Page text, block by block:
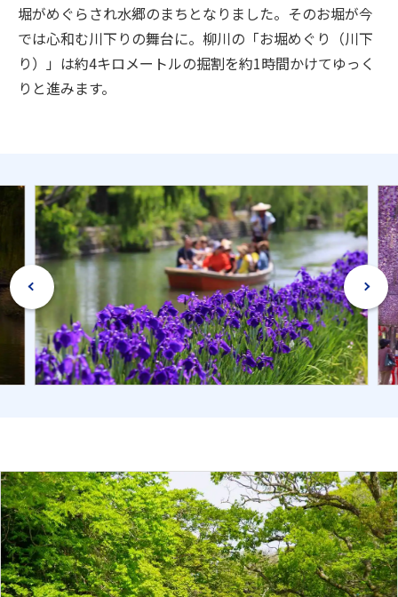
堀がめぐらされ水郷のまちとなりました。そのお堀が今
では心和む川下りの舞台に。柳川の「お堀めぐり（川下
り）」は約4キロメートルの掘割を約1時間かけてゆっく
りと進みます。